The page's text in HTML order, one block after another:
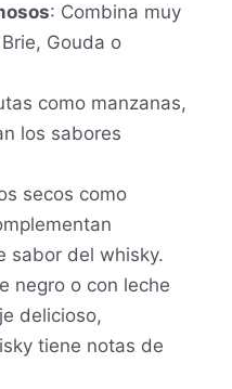
: Combina muy
Gouda o
como manzanas,
los sabores
secos como
sabor del whisky.
negro o con leche
delicioso,
tiene notas de